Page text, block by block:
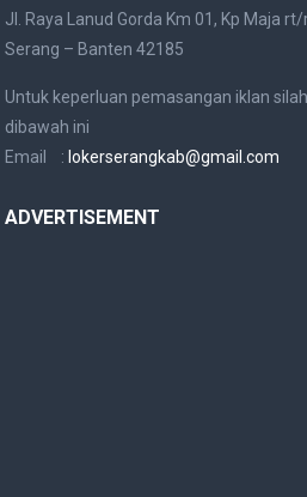
Jl. Raya Lanud Gorda Km 01, Kp Maja
Serang – Banten 42185
Untuk keperluan pemasangan iklan
dibawah ini
Email : lokerserangkab@gmail.com
ADVERTISEMENT